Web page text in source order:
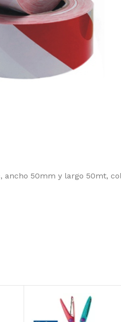
ancho 50mm y largo 50mt,